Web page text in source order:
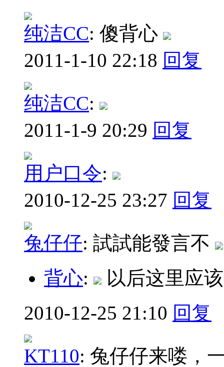
纯洁CC: 傻背心
2011-1-10 22:18 回复
纯洁CC:
2011-1-9 20:29 回复
用户口令:
2010-12-25 23:27 回复
兔仔仔: 試試能發言不
背心:
以后这里应
2010-12-25 21:10 回复
KT110: 兔仔仔来喽，